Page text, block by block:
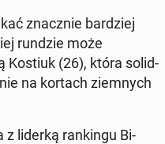
znacznie bardziej
rundzie może
Kostiuk (26), która solid­
na kortach ziem­nych
z liderką rankingu Bi­